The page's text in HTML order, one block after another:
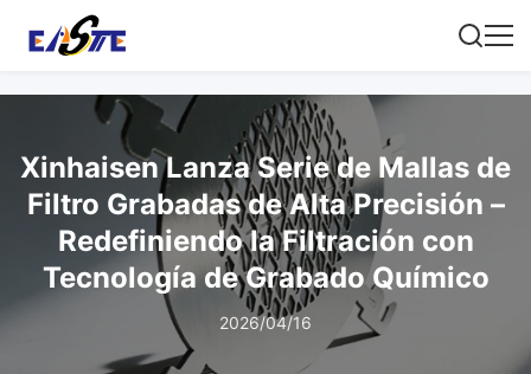
Xinhaisen Lanza Serie de Mallas de
Filtro Grabadas de Alta Precisión –
Redefiniendo la Filtración con
Tecnología de Grabado Químico
2026/04/16